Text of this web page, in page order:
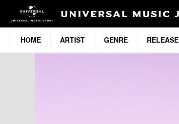
HOME ARTIST GENRE RELEASE